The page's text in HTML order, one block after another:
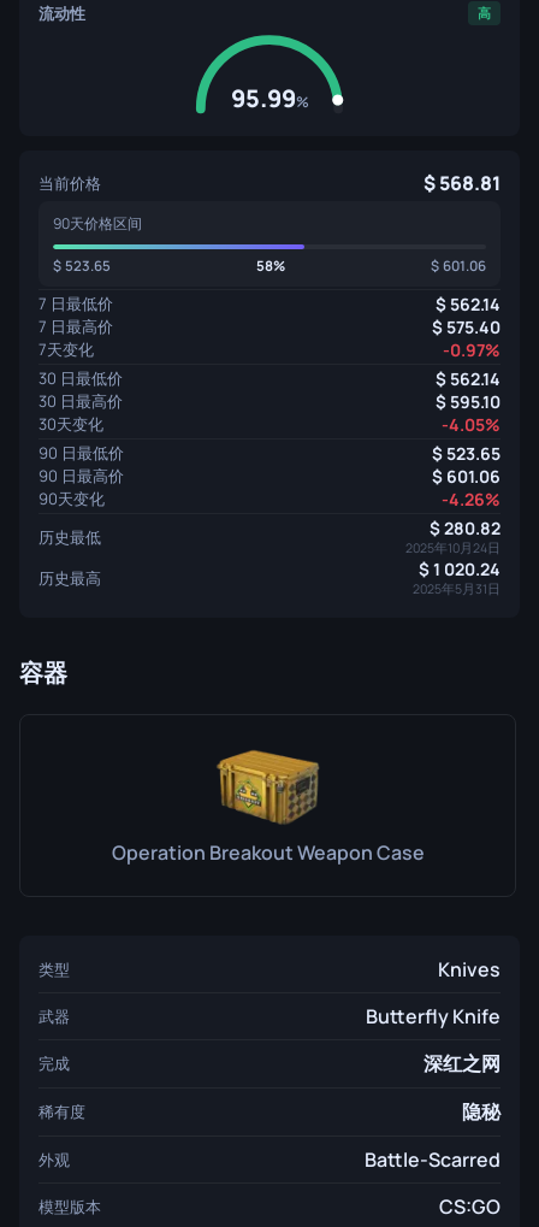
流动性 高
95.99%
当前价格 568.81
90天价格区间
523.65 58% 601.06
7 日最低价 562.14
7 日最高价 575.40
7天变化 -0.97%
30 日最低价 562.14
30 日最高价 595.10
30天变化 -4.05%
90 日最低价 523.65
90 日最高价 601.06
90天变化 -4.26%
历史最低 280.82
2025年10月24日
历史最高 1 020.24
2025年5月31日
容器
Operation Breakout Weapon Case
类型 Knives
武器 Butterfly Knife
完成 深红之网
稀有度 隐秘
外观 Battle-Scarred
模型版本 CS:GO